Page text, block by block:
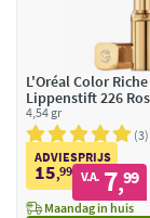
L'Oréal Color
Lippenstift 226
4,54 gr
3
ADVIESPRIJS
15,99 V.A. 7,99
Maandag in huis